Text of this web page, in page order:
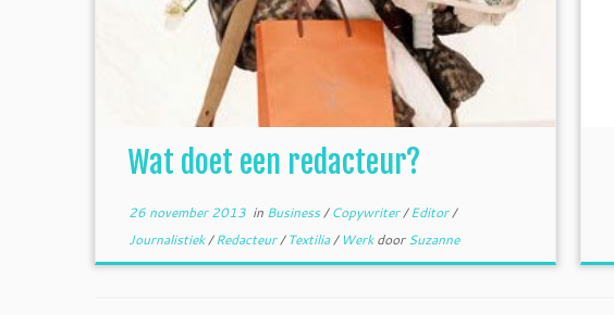
Wat doet een redacteur?
26 november 2013in Business/Copywriter/Editor/
Journalistiek/Redacteur/Textilia/ WerkdoorSuzanne